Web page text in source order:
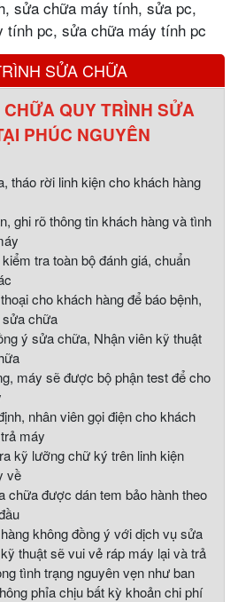
sửa chữa máy tính, sửa pc,
tính pc, sửa chữa máy tính pc
SỬA CHỮA
QUY TRÌNH SỬA
PHÚC NGUYÊN
tháo rời linh kiện cho khách hàng
ghi rõ thông tin khách hàng và tình
tra toàn bộ đánh giá, chuẩn
cho khách hàng để báo bệnh,
chữa
ý sửa chữa, Nhận viên kỹ thuật
máy sẽ được bộ phận test để cho
nhân viên gọi điện cho khách
máy
kỹ lưỡng chữ ký trên linh kiện
về
chữa được dán tem bảo hành theo
không đồng ý với dịch vụ sửa
thuật sẽ vui vẻ ráp máy lại và trả
tình trạng nguyên vẹn như ban
phỉa chịu bất kỳ khoản chi phí